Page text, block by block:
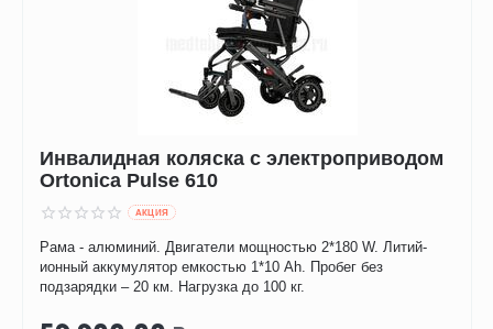
Инвалидная коляска с электроприводом
Ortonica Pulse 610
AКЦИЯ
Рама - алюминий. Двигатели мощностью 2*180 W. Литий-
ионный аккумулятор емкостью 1*10 Ah. Пробег без
подзарядки – 20 км. Нагрузка до 100 кг.